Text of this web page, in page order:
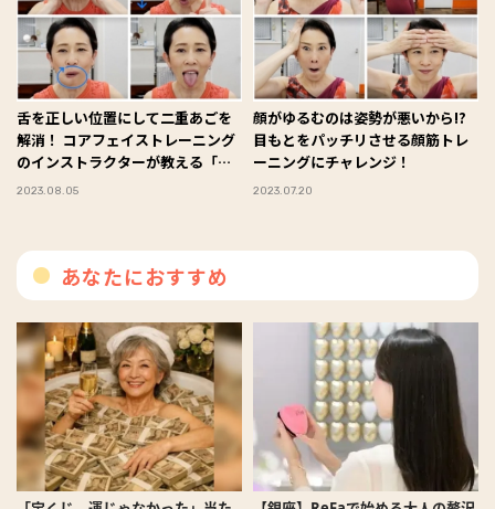
舌を正しい位置にして二重あごを
解消！ コアフェイストレーニング
のインストラクターが教える「舌
筋トレーニング」
2023.08.05
顔がゆるむのは姿勢が悪いから!?
目もとをパッチリさせる顔筋トレ
ーニングにチャレンジ！
2023.07.20
あなたにおすすめ